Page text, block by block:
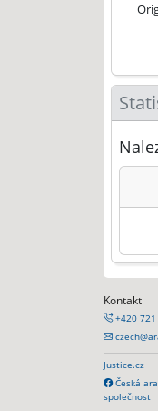
Kontakt
+420 721
Justice.cz
Česká
společnost